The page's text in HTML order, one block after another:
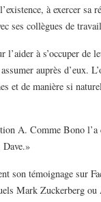
à exercer sa
ses collègues de
à s’occuper de
auprès d’eux.
et de manière si
A. Comme Bono
Dave.»
son témoignage sur
Mark Zuckerberg